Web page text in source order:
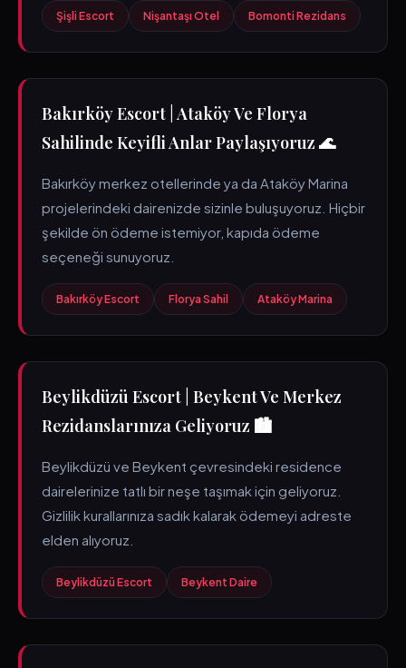
Şişli Escort Nişantaşı Otel Bomonti Rezidans
Bakırköy Escort | Ataköy Ve Florya
Sahilinde Keyifli Anlar Paylaşıyoruz 🌊
Bakırköy merkez otellerinde ya da Ataköy Marina
projelerindeki dairenizde sizinle buluşuyoruz. Hiçbir
şekilde ön ödeme istemiyor, kapıda ödeme
seçeneği sunuyoruz.
Bakırköy Escort Florya Sahil Ataköy Marina
Beylikdüzü Escort | Beykent Ve Merkez
Rezidanslarınıza Geliyoruz 🏙️
Beylikdüzü ve Beykent çevresindeki residence
dairelerinize tatlı bir neşe taşımak için geliyoruz.
Gizlilik kurallarınıza sadık kalarak ödemeyi adreste
elden alıyoruz.
Beylikdüzü Escort Beykent Daire